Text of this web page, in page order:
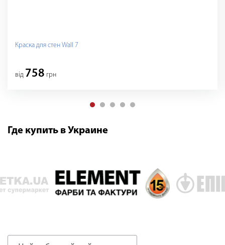
Краска для стен Wall 7
вiд 758 грн
Где купить в Украине